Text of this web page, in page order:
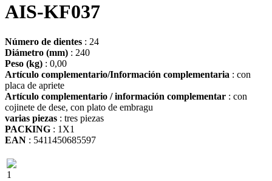
AIS-KF037
Número de dientes : 24
Diámetro (mm) : 240
Peso (kg) : 0,00
Artículo complementario/Información complementaria : con
placa de apriete
Artículo complementario / información complementar : con
cojinete de dese, con plato de embragu
varias piezas : tres piezas
PACKING : 1X1
EAN : 5411450685597
1